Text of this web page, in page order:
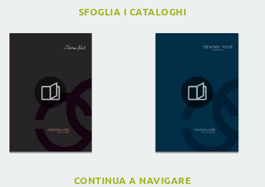
SFOGLIA I CATALOGHI
CONTINUA A NAVIGARE